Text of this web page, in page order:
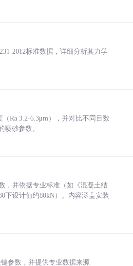
2012标准数据，详细分析其力学
Ra 3.2-6.3μm），并对比不同目数
喷砂参数。
，并依据专业标准（如《混凝土结
下设计值约80kN）。内容涵盖安装
参数，并提供专业数据来源